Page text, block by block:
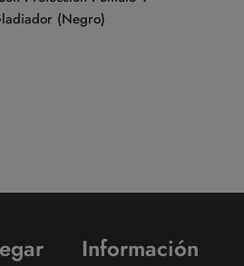
(Negro)
Información